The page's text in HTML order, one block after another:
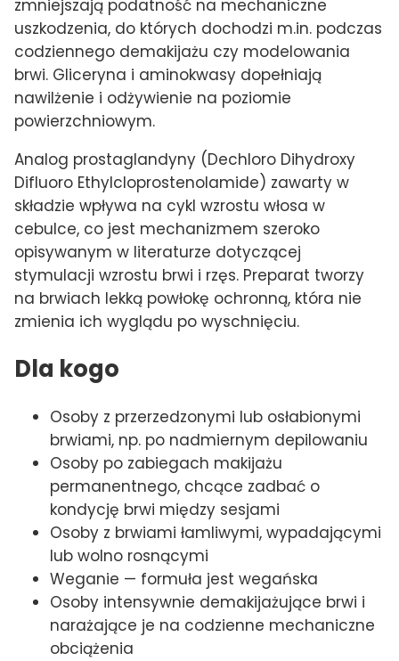
zmniejszają podatność na mechaniczne
uszkodzenia, do których dochodzi m.in. podczas
codziennego demakijażu czy modelowania
brwi. Gliceryna i aminokwasy dopełniają
nawilżenie i odżywienie na poziomie
powierzchniowym.
Analog prostaglandyny (Dechloro Dihydroxy
Difluoro Ethylcloprostenolamide) zawarty w
składzie wpływa na cykl wzrostu włosa w
cebulce, co jest mechanizmem szeroko
opisywanym w literaturze dotyczącej
stymulacji wzrostu brwi i rzęs. Preparat tworzy
na brwiach lekką powłokę ochronną, która nie
zmienia ich wyglądu po wyschnięciu.
Dla kogo
Osoby z przerzedzonymi lub osłabionymi
brwiami, np. po nadmiernym depilowaniu
Osoby po zabiegach makijażu
permanentnego, chcące zadbać o
kondycję brwi między sesjami
Osoby z brwiami łamliwymi, wypadającymi
lub wolno rosnącymi
Weganie — formuła jest wegańska
Osoby intensywnie demakijażujące brwi i
narażające je na codzienne mechaniczne
obciążenia